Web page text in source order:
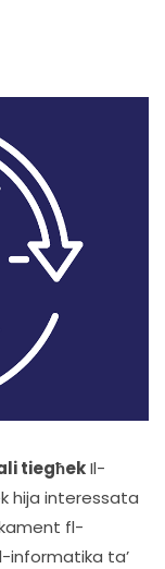
tiegħek Il-
hija interessata
fl-
informatika ta’